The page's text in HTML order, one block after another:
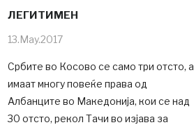
ЛЕГИТИМЕН
13.May.2017
Србите во Косово се само три отсто, а
имаат многу повеќе права од
Албанците во Македонија, кои се над
30 отсто, рекол Тачи во изјава за